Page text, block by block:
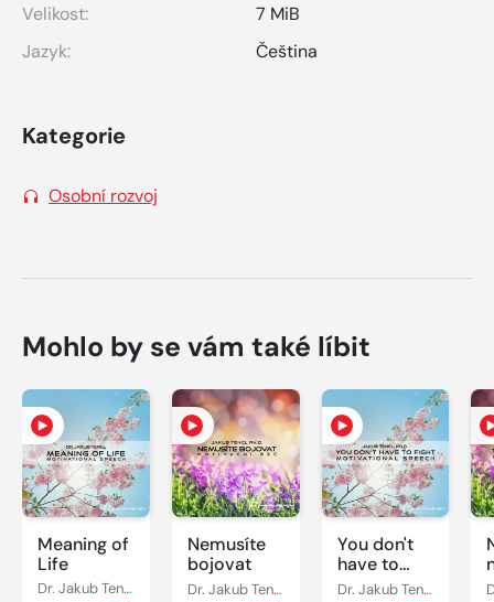
Velikost:
7 MiB
Jazyk:
Čeština
Kategorie
Osobní rozvoj
Mohlo by se vám také líbit
Meaning of
Life
Dr. Jakub Tencl
Nemusíte
bojovat
Dr. Jakub Tencl
You don't
have to
fight
Dr. Jakub Tencl